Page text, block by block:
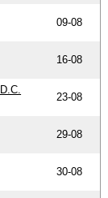
09-08
16-08
23-08
29-08
30-08